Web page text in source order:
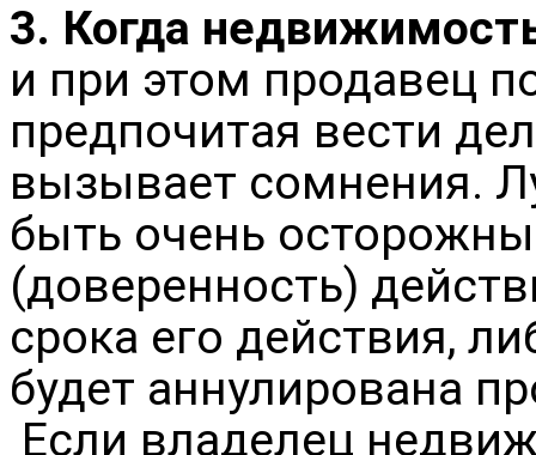
3. Когда
и при этом продавец
предпочитая вести
вызывает сомнения.
быть очень
(доверенность)
срока его действия,
будет аннулирована
Если владелец